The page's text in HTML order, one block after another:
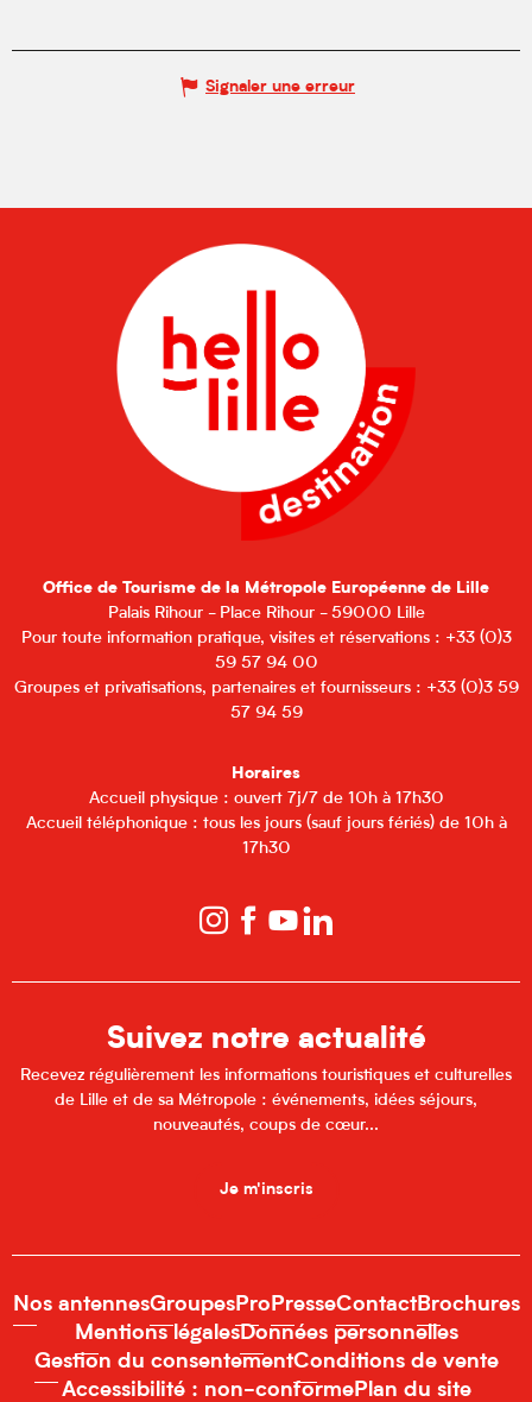
Signaler une erreur
Office de Tourisme de la Métropole Européenne de Lille
Palais Rihour - Place Rihour - 59000 Lille
Pour toute information pratique, visites et réservations : +33 (0)3
59 57 94 00
Groupes et privatisations, partenaires et fournisseurs : +33 (0)3 59
57 94 59
Horaires
Accueil physique : ouvert 7j/7 de 10h à 17h30
Accueil téléphonique : tous les jours (sauf jours fériés) de 10h à
17h30
Suivez notre actualité
Recevez régulièrement les informations touristiques et culturelles
de Lille et de sa Métropole : événements, idées séjours,
nouveautés, coups de cœur...
Je m'inscris
Nos antennesGroupesPro PresseContactBrochures
Mentions légalesDonnées personnelles
Gestion du consentementConditions de vente
Accessibilité : non-conformePlan du site